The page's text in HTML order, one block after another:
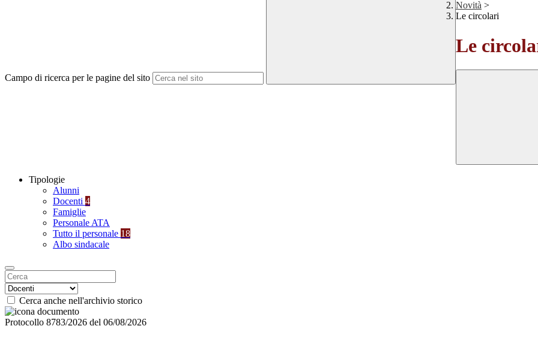
Campo di ricerca per le pagine del sito
Novità >
Le circolari
Le
Tipologie
Alunni
Docenti 4
Famiglie
Personale ATA
Tutto il personale 18
Albo sindacale
Cerca anche nell'archivio storico
Protocollo 8783/2026 del 06/08/2026